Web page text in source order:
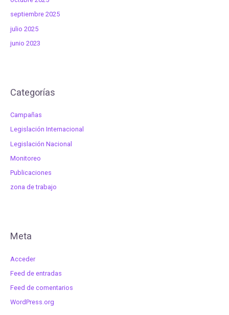
septiembre 2025
julio 2025
junio 2023
Categorías
Campañas
Legislación Internacional
Legislación Nacional
Monitoreo
Publicaciones
zona de trabajo
Meta
Acceder
Feed de entradas
Feed de comentarios
WordPress.org